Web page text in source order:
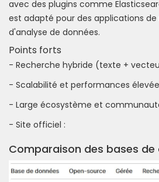
avec des plugins comme
est adapté pour des applications
d'analyse de données.
Points forts
- Recherche hybride (texte +
- Scalabilité et performances
- Large écosystème et
- Site officiel :
Comparaison des bases de